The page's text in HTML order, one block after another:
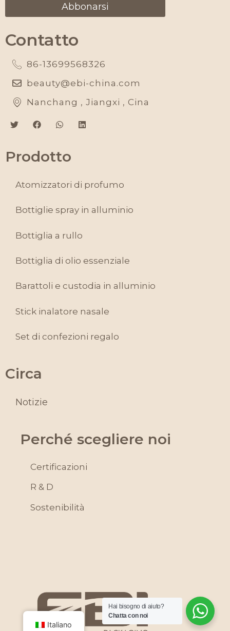
Abbonarsi
Contatto
86-13699568326
beauty@ebi-china.com
Nanchang , Jiangxi , Cina
Prodotto
Atomizzatori di profumo
Bottiglie spray in alluminio
Bottiglia a rullo
Bottiglia di olio essenziale
Barattoli e custodia in alluminio
Stick inalatore nasale
Set di confezioni regalo
Circa
Notizie
Perché scegliere noi
Certificazioni
R & D
Sostenibilità
Italiano
Hai bisogno di aiuto?
Chatta con noi